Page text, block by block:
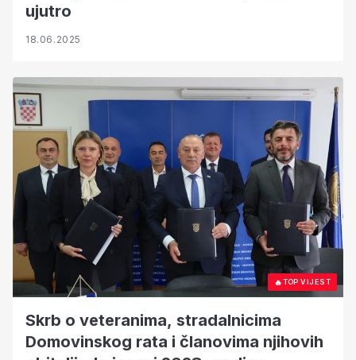
ujutro
18.06.2025
🔥TOP VIJEST
Skrb o veteranima, stradalnicima
Domovinskog rata i članovima njihovih